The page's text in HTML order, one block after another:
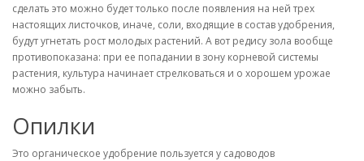
сделать это можно будет только после появления на ней трех
настоящих листочков, иначе, соли, входящие в состав удобрения,
будут угнетать рост молодых растений. А вот редису зола вообще
противопоказана: при ее попадании в зону корневой системы
растения, культура начинает стрелковаться и о хорошем урожае
можно забыть.
Опилки
Это органическое удобрение пользуется у садоводов